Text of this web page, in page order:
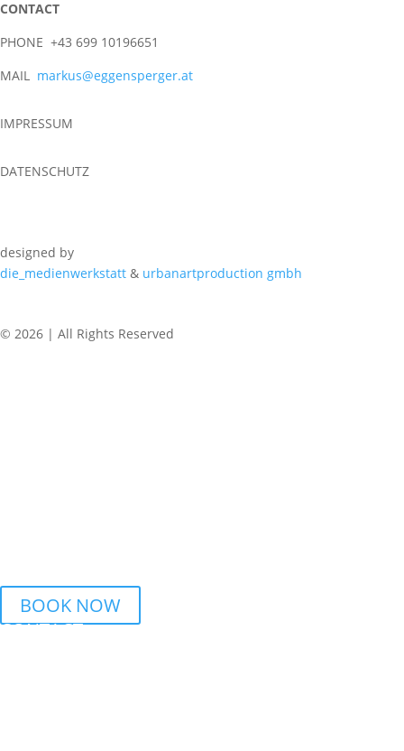
CONTACT
PHONE +43 699 10196651
MAIL markus@eggensperger.at
IMPRESSUM
DATENSCHUTZ
designed by
die_medienwerkstatt & urbanartproduction gmbh
© 2026 | All Rights Reserved
BOOK NOW
CONTACT